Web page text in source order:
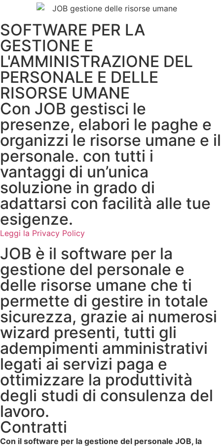
SOFTWARE PER LA
GESTIONE E
L'AMMINISTRAZIONE DEL
PERSONALE E DELLE
RISORSE UMANE
Con JOB gestisci le
presenze, elabori le paghe e
organizzi le risorse umane e il
personale. con tutti i
vantaggi di un’unica
soluzione in grado di
adattarsi con facilità alle tue
esigenze.
Leggi la Privacy Policy
JOB è il software per la
gestione del personale e
delle risorse umane che ti
permette di gestire in totale
sicurezza, grazie ai numerosi
wizard presenti, tutti gli
adempimenti amministrativi
legati ai servizi paga e
ottimizzare la produttività
degli studi di consulenza del
lavoro.
Contratti
Con il software per la gestione del personale JOB, la